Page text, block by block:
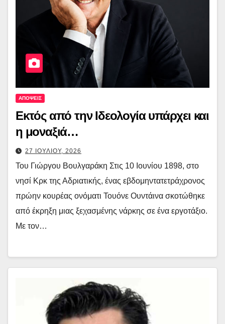
ΑΠΟΨΕΙΣ
Εκτός από την Ιδεολογία υπάρχει και
η μοναξιά…
27 ΙΟΥΛΙΟΥ, 2026
Του Γιώργου Βουλγαράκη Στις 10 Ιουνίου 1898, στο
νησί Κρκ της Αδριατικής, ένας εβδομηντατετράχρονος
πρώην κουρέας ονόματι Τουόνε Ουντάινα σκοτώθηκε
από έκρηξη μιας ξεχασμένης νάρκης σε ένα εργοτάξιο.
Με τον…